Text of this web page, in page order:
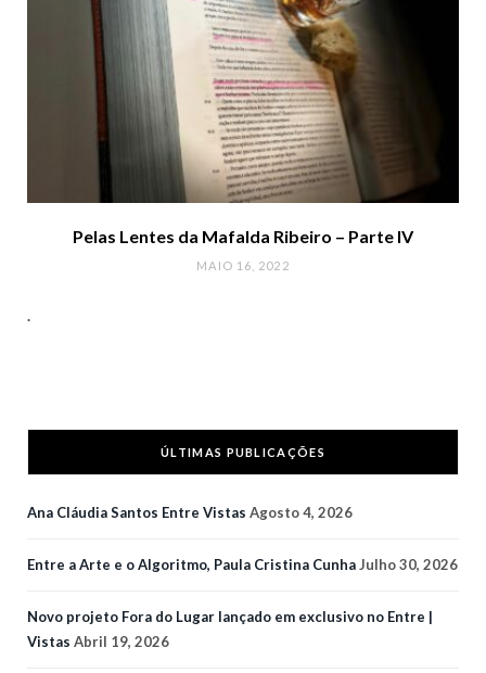
Pelas Lentes da Mafalda Ribeiro – Parte IV
MAIO 16, 2022
.
ÚLTIMAS PUBLICAÇÕES
Ana Cláudia Santos Entre Vistas Agosto 4, 2026
Entre a Arte e o Algoritmo, Paula Cristina CunhaJulho 30, 2026
Novo projeto Fora do Lugar lançado em exclusivo no Entre |
Vistas Abril 19, 2026